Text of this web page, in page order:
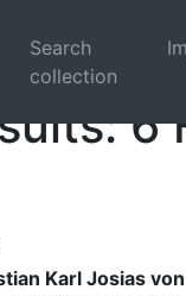
Search
collection
6
Karl Josias von